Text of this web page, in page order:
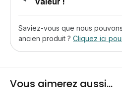
Saviez-vous que nous
ancien produit ? Cliquez ici
Vous aimerez aussi...